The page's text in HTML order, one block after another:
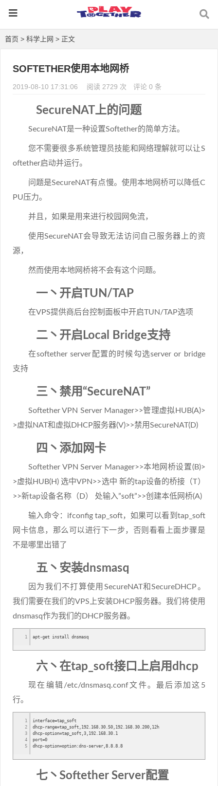
首页 > 科学上网 > 正文
SOFTETHER使用本地网桥
2019-08-10 17:31:06 阅读 2729 次 评论 0 条
SecureNAT上的问题
SecureNAT是一种设置Softether的简单方法。
您不需要很多系统管理员技能和网络理解就可以让S
oftether启动并运行。
问题是SecureNAT有点慢。使用本地网桥可以降低C
PU压力。
并且，如果是用来进行校园网免流，
使用SecureNAT会导致无法访问自己服务器上的资
源，
然而使用本地网桥将不会有这个问题。
一丶开启TUN/TAP
在VPS提供商后台控制面板中开启TUN/TAP选项
二丶开启Local Bridge支持
在softether server配置的时候勾选server or bridge
支持
三丶禁用“SecureNAT”
Softether VPN Server Manager>>管理虚拟HUB(A)>
>虚拟NAT和虚拟DHCP服务器(V)>>禁用SecureNAT(D)
四丶添加网卡
Softether VPN Server Manager>>本地网桥设置(B)>
>虚拟HUB(H) 选中VPN>>选中 新的tap设备的桥接（T）
>>新tap设备名称（D） 处输入”soft”>>创建本低网桥(A)
输入命令：ifconfig tap_soft，如果可以看到tap_soft
网卡信息，那么可以进行下一步，否则看看上面步骤是
不是哪里出错了
五丶安装dnsmasq
因为我们不打算使用SecureNAT和SecureDHCP。
我们需要在我们的VPS上安装DHCP服务器。我们将使用
dnsmasq作为我们的DHCP服务器。
1 apt-get install dnsmasq
六丶在tap_soft接口上启用dhcp
现在编辑/etc/dnsmasq.conf文件。最后添加这5
行。
1
2
3
4
5
interface=tap_soft
dhcp-range=tap_soft,192.168.30.50,192.168.30.200,12h
dhcp-option=tap_soft,3,192.168.30.1
port=0
dhcp-option=option:dns-server,8.8.8.8
七丶Softether Server配置